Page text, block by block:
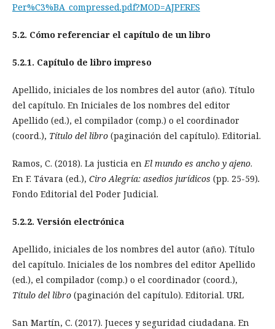
Per%C3%BA_compressed.pdf?MOD=AJPERES
5.2. Cómo referenciar el capítulo de un libro
5.2.1. Capítulo de libro impreso
Apellido, iniciales de los nombres del autor (año). Título
del capítulo. En Iniciales de los nombres del editor
Apellido (ed.), el compilador (comp.) o el coordinador
(coord.), Título del libro (paginación del capítulo). Editorial.
Ramos, C. (2018). La justicia en El mundo es ancho y ajeno.
En F. Távara (ed.), Ciro Alegría: asedios jurídicos (pp. 25-59).
Fondo Editorial del Poder Judicial.
5.2.2. Versión electrónica
Apellido, iniciales de los nombres del autor (año). Título
del capítulo. Iniciales de los nombres del editor Apellido
(ed.), el compilador (comp.) o el coordinador (coord.),
Título del libro (paginación del capítulo). Editorial. URL
San Martín, C. (2017). Jueces y seguridad ciudadana. En